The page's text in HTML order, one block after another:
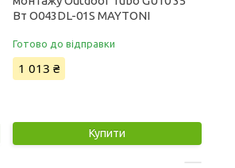
Вт O043DL-01S MAYTONI
Готово до відправки
1 013 ₴
Купити